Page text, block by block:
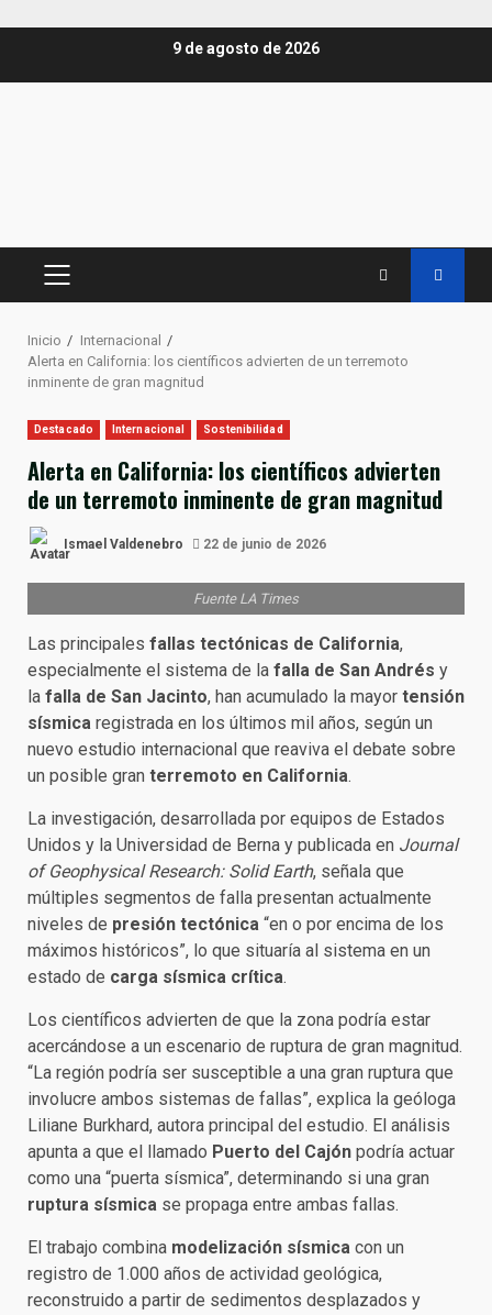
9 de agosto de 2026
MENÚ
Inicio
Internacional
Alerta en California: los científicos advierten de un terremoto
inminente de gran magnitud
Destacado Internacional Sostenibilidad
Alerta en California: los científicos advierten
de un terremoto inminente de gran magnitud
Ismael Valdenebro 22 de junio de 2026
Fuente LA Times
Las principales fallas tectónicas de California,
especialmente el sistema de la falla de San Andrés y
la falla de San Jacinto, han acumulado la mayor tensión
sísmica registrada en los últimos mil años, según un
nuevo estudio internacional que reaviva el debate sobre
un posible gran terremoto en California.
La investigación, desarrollada por equipos de Estados
Unidos y la Universidad de Berna y publicada en Journal
of Geophysical Research: Solid Earth, señala que
múltiples segmentos de falla presentan actualmente
niveles de presión tectónica “en o por encima de los
máximos históricos”, lo que situaría al sistema en un
estado de carga sísmica crítica.
Los científicos advierten de que la zona podría estar
acercándose a un escenario de ruptura de gran magnitud.
“La región podría ser susceptible a una gran ruptura que
involucre ambos sistemas de fallas”, explica la geóloga
Liliane Burkhard, autora principal del estudio. El análisis
apunta a que el llamado Puerto del Cajón podría actuar
como una “puerta sísmica”, determinando si una gran
ruptura sísmica se propaga entre ambas fallas.
El trabajo combina modelización sísmica con un
registro de 1.000 años de actividad geológica,
reconstruido a partir de sedimentos desplazados y